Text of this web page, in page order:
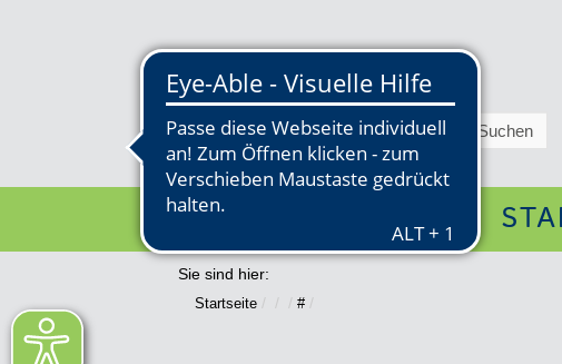
Sie sind hier:
Startseite #